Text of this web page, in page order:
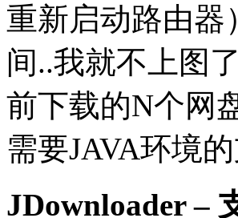
重新启动路由器
间..我就不上图
前下载的N个网
需要JAVA环境
JDownloader –